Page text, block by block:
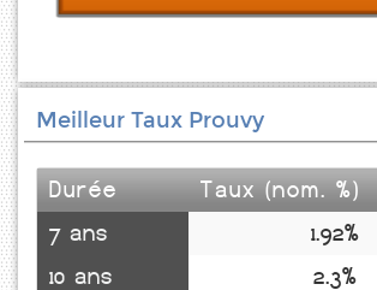
Meilleur Taux Prouvy
Durée
Taux (nom. %)
7 ans
1.92%
10 ans
2.3%